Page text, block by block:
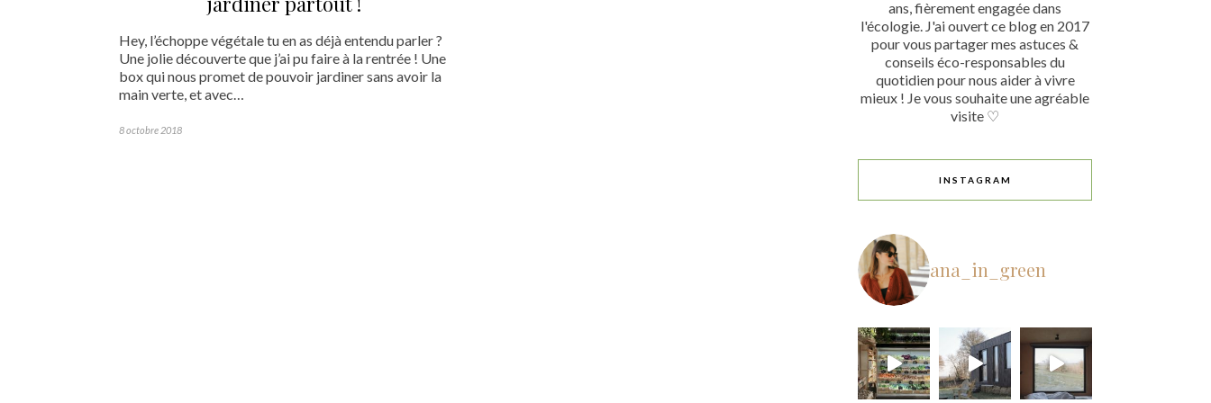
Hey, l’échoppe végétale tu en as déjà entendu parler ?
Une jolie découverte que j’ai pu faire à la rentrée ! Une
box qui nous promet de pouvoir jardiner sans avoir la
main verte, et avec…
8 octobre 2018
ans, fièrement engagée dans
l'écologie. J'ai ouvert ce blog en 2017
pour vous partager mes astuces &
conseils éco-responsables du
quotidien pour nous aider à vivre
mieux ! Je vous souhaite une agréable
visite ♡
INSTAGRAM
ana_in_green